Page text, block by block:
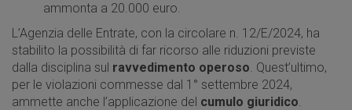
ammonta a 20.000 euro.
L’Agenzia delle Entrate, con la circolare n. 12/E/2024, ha
stabilito la possibilità di far ricorso alle riduzioni previste
dalla disciplina sul ravvedimento operoso. Quest’ultimo,
per le violazioni commesse dal 1° settembre 2024,
ammette anche l’applicazione del cumulo giuridico.